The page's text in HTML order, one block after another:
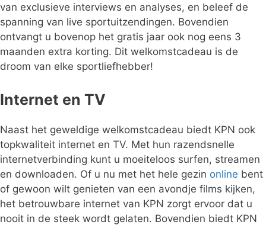
van exclusieve interviews en analyses, en beleef de
spanning van live sportuitzendingen. Bovendien
ontvangt u bovenop het gratis jaar ook nog eens 3
maanden extra korting. Dit welkomstcadeau is de
droom van elke sportliefhebber!
Internet en TV
Naast het geweldige welkomstcadeau biedt KPN ook
topkwaliteit internet en TV. Met hun razendsnelle
internetverbinding kunt u moeiteloos surfen, streamen
en downloaden. Of u nu met het hele gezin online bent
of gewoon wilt genieten van een avondje films kijken,
het betrouwbare internet van KPN zorgt ervoor dat u
nooit in de steek wordt gelaten. Bovendien biedt KPN